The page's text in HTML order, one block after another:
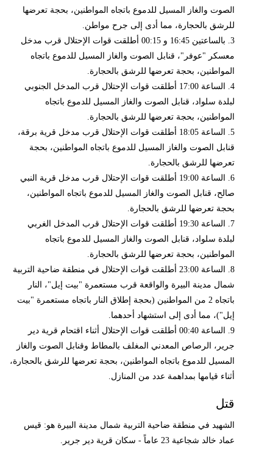
الصوت والغاز المسيل للدموع باتجاه المواطنين، بحجة تعرضها
للرشق بالحجارة، مما أدى إلى جرح مواطن.
3. بالساعتين 16:45 و 00:15 أطلقت قوات الإحتلال قرب مدخل
معسكر "عوفر"، قنابل الصوت والغاز المسيل للدموع باتجاه
المواطنين، بحجة تعرضها للرشق بالحجارة.
4. الساعة 17:00 أطلقت قوات الإحتلال قرب المدخل الجنوبي
لبلدة سلواد، قنابل الصوت والغاز المسيل للدموع باتجاه
المواطنين، بحجة تعرضها للرشق بالحجارة.
5. الساعة 18:05 أطلقت قوات الإحتلال قرب مدخل قرية برقة،
قنابل الصوت والغاز المسيل للدموع باتجاه المواطنين، بحجة
تعرضها للرشق بالحجارة.
6. الساعة 19:00 أطلقت قوات الإحتلال قرب مدخل قرية النبي
صالح، قنابل الصوت والغاز المسيل للدموع باتجاه المواطنين،
بحجة تعرضها للرشق بالحجارة.
7. الساعة 19:30 أطلقت قوات الإحتلال قرب المدخل الغربي
لبلدة سلواد، قنابل الصوت والغاز المسيل للدموع باتجاه
المواطنين، بحجة تعرضها للرشق بالحجارة.
8. الساعة 23:00 أطلقت قوات الإحتلال في منطقة ضاحية التربية
شمال مدينة البيرة والواقعة قرب مستعمرة "بيت إيل"، النار
باتجاه 2 من المواطنين (بحجة إطلاق النار باتجاه مستعمرة "بيت
إيل")، مما أدى إلى استشهاد أحدهما.
9. الساعة 00:40 أطلقت قوات الإحتلال أثناء اقتحام قرية دير
جرير، الرصاص المعدني المغلف بالمطاط وقنابل الصوت والغاز
المسيل للدموع باتجاه المواطنين، بحجة تعرضها للرشق بالحجارة،
أثناء قيامها بمداهمة عدد من المنازل.
قتل
الشهيد في منطقة ضاحية التربية شمال مدينة البيرة هو: قيس
عماد خالد شجاعية 23 عاماً - سكان قرية دير جرير.